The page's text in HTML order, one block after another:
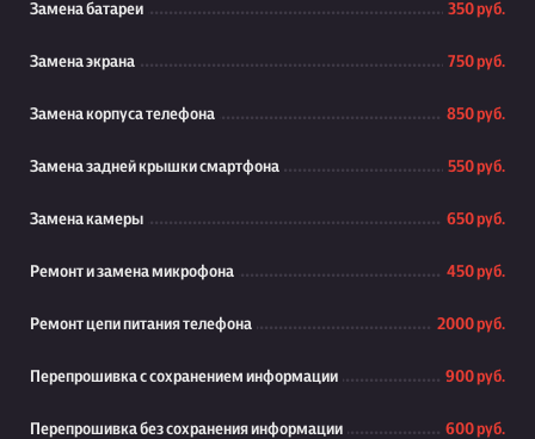
Замена батареи 350 руб.
Замена экрана 750 руб.
Замена корпуса телефона 850 руб.
Замена задней крышки смартфона 550 руб.
Замена камеры 650 руб.
Ремонт и замена микрофона 450 руб.
Ремонт цепи питания телефона 2000 руб.
Перепрошивка с сохранением информации 900 руб.
Перепрошивка без сохранения информации 600 руб.